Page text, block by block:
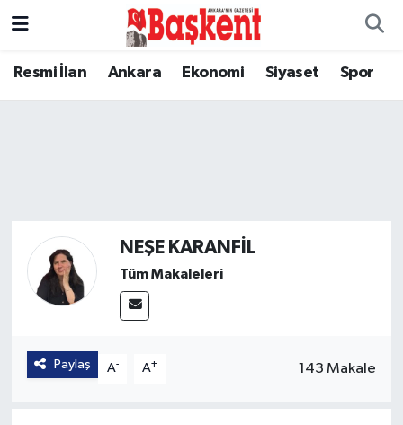
Resmi İlan Ankara Ekonomi Siyaset Spor
NEŞE KARANFİL
Tüm Makaleleri
Paylaş A- A+ 143 Makale